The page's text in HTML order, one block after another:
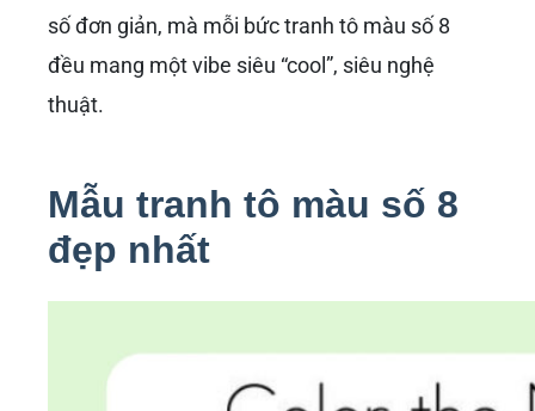
số đơn giản, mà mỗi bức tranh tô màu số 8
đều mang một vibe siêu “cool”, siêu nghệ
thuật.
Mẫu tranh tô màu số 8
đẹp nhất